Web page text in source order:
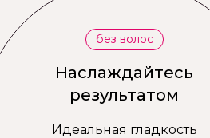
Наслаждайтесь
результатом
Идеальная гладкость
без волос